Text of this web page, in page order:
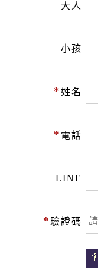
大人
小孩
*姓名
* 電話
LINE
* 驗證碼